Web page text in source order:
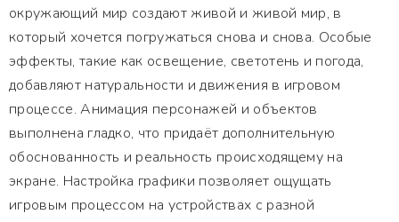
окружающий мир создают живой и живой мир, в
который хочется погружаться снова и снова. Особые
эффекты, такие как освещение, светотень и погода,
добавляют натуральности и движения в игровом
процессе. Анимация персонажей и объектов
выполнена гладко, что придаёт дополнительную
обоснованность и реальность происходящему на
экране. Настройка графики позволяет ощущать
игровым процессом на устройствах с разной